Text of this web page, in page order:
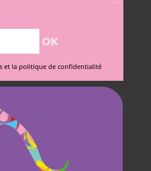
et la politique de confidentialité